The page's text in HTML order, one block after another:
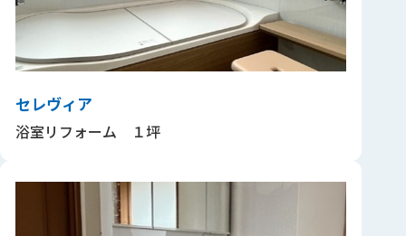
セレヴィア
浴室リフォーム １坪